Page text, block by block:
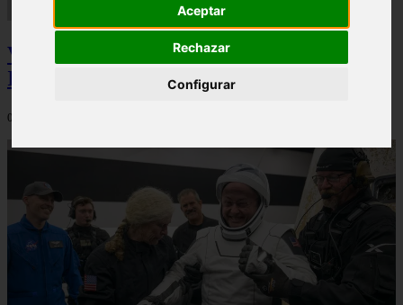
Aceptar
Rechazar
Configurar
Video Advertencias desde la cúspide de la
IA: Hinton y el posible colapso social
06/03/2026